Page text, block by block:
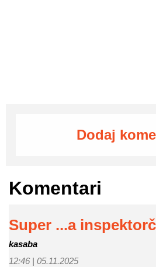
Dodaj
Komentari
Super ...a
kasaba
12:46 | 05.11.2025